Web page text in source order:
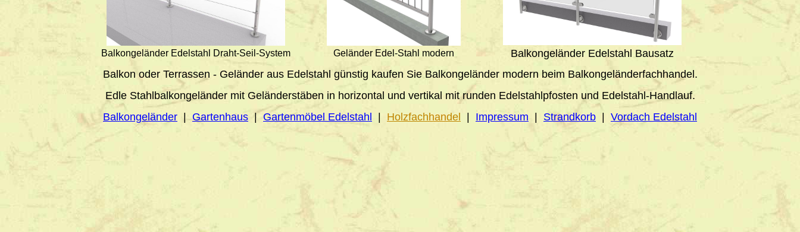
Balkongeländer Edelstahl Draht-Seil-System Geländer Edel-Stahl modern
Balkongeländer Edelstahl Bausatz
Balkon oder Terrassen - Geländer aus Edelstahl günstig kaufen Sie Balkongeländer modern beim Balkongeländerfachhandel.
Edle Stahlbalkongeländer mit Geländerstäben in horizontal und vertikal mit runden Edelstahlpfosten und Edelstahl-Handlauf.
Balkongeländer | Gartenhaus | Gartenmöbel Edelstahl Holzfachhandel Impressum Strandkorb Vordach Edelstahl